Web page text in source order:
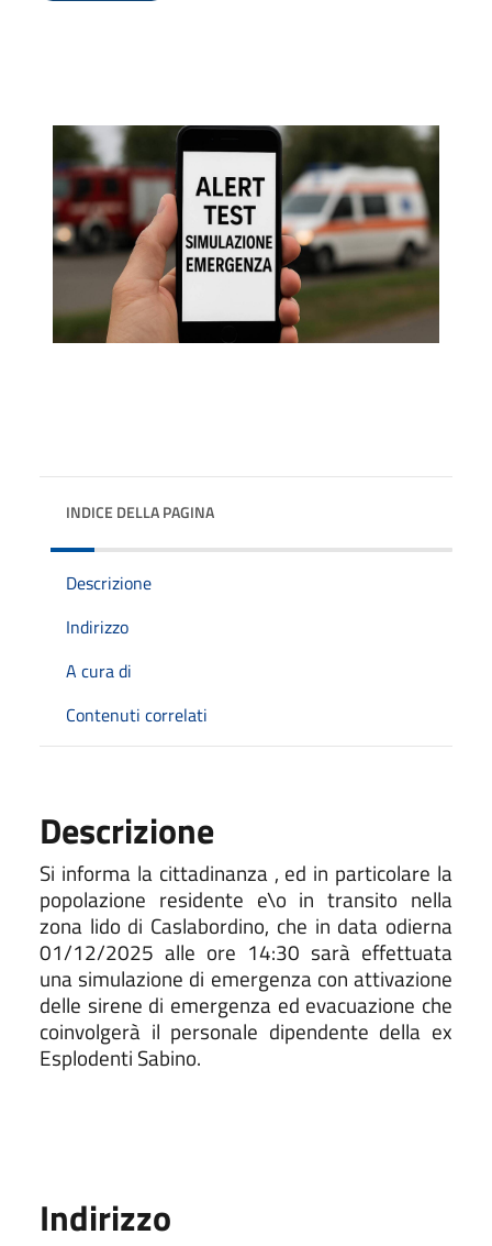
INDICE DELLA PAGINA
Descrizione
Indirizzo
A cura di
Contenuti correlati
Descrizione
Si informa la cittadinanza , ed in particolare la
popolazione residente e\o in transito nella
zona lido di Caslabordino, che in data odierna
01/12/2025 alle ore 14:30 sarà effettuata
una simulazione di emergenza con attivazione
delle sirene di emergenza ed evacuazione che
coinvolgerà il personale dipendente della ex
Esplodenti Sabino.
Indirizzo